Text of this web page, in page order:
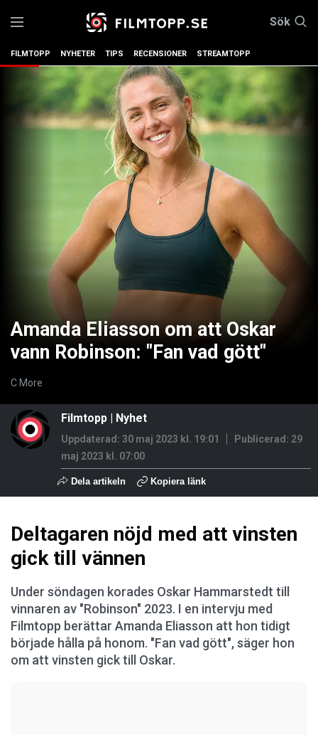
Sök
FILMTOPP NYHETER TIPS RECENSIONER STREAMTOPP
Amanda Eliasson om att Oskar
vann Robinson: "Fan vad gött"
C More
Filmtopp | Nyhet
Uppdaterad: 30 maj 2023 kl. 19:01 Publicerad: 29
maj 2023 kl. 07:00
Dela artikeln Kopiera länk
Deltagaren nöjd med att vinsten
gick till vännen
Under söndagen korades Oskar Hammarstedt till
vinnaren av "Robinson" 2023. I en intervju med
Filmtopp berättar Amanda Eliasson att hon tidigt
började hålla på honom. "Fan vad gött", säger hon
om att vinsten gick till Oskar.